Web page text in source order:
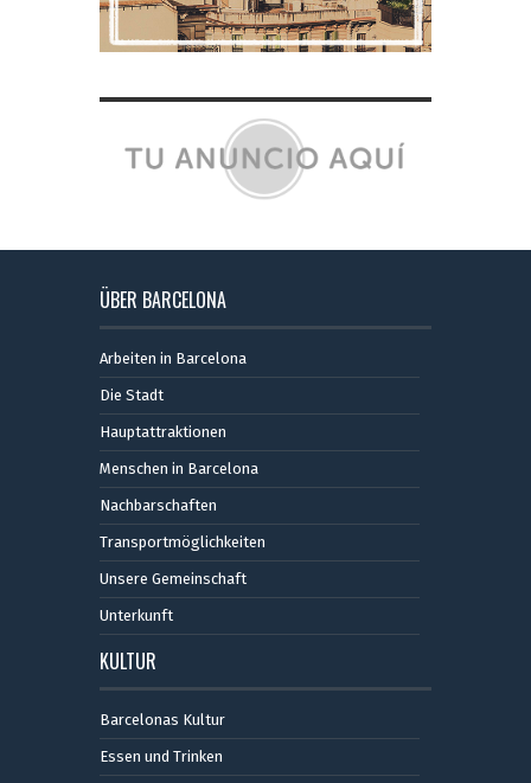
ÜBER BARCELONA
Arbeiten in Barcelona
Die Stadt
Hauptattraktionen
Menschen in Barcelona
Nachbarschaften
Transportmöglichkeiten
Unsere Gemeinschaft
Unterkunft
KULTUR
Barcelonas Kultur
Essen und Trinken